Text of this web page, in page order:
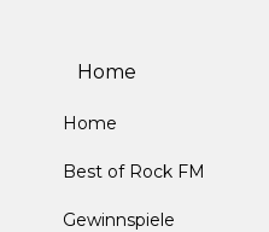
Home
Home
Best of Rock FM
Gewinnspiele